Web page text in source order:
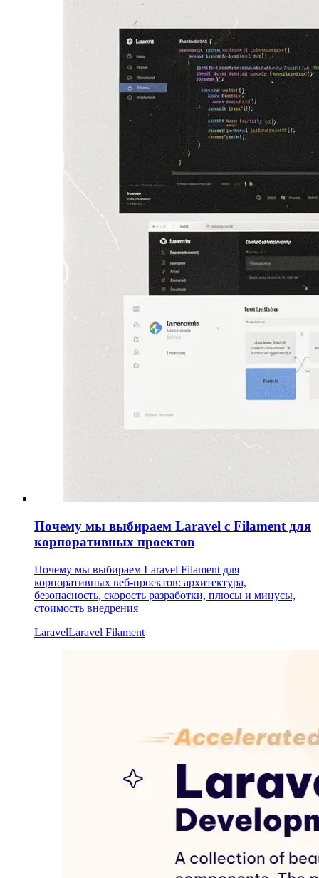
Почему мы выбираем Laravel с Filament для
корпоративных проектов
Почему мы выбираем Laravel Filament для
корпоративных веб-проектов: архитектура,
безопасность, скорость разработки, плюсы и минусы,
стоимость внедрения
LaravelLaravel Filament